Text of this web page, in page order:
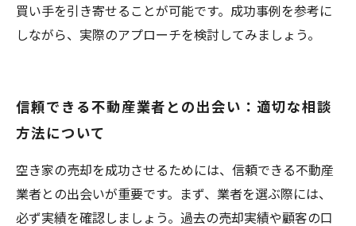
買い手を引き寄せることが可能です。成功事例を参考に
しながら、実際のアプローチを検討してみましょう。
信頼できる不動産業者との出会い：適切な相談
方法について
空き家の売却を成功させるためには、信頼できる不動産
業者との出会いが重要です。まず、業者を選ぶ際には、
必ず実績を確認しましょう。過去の売却実績や顧客の口